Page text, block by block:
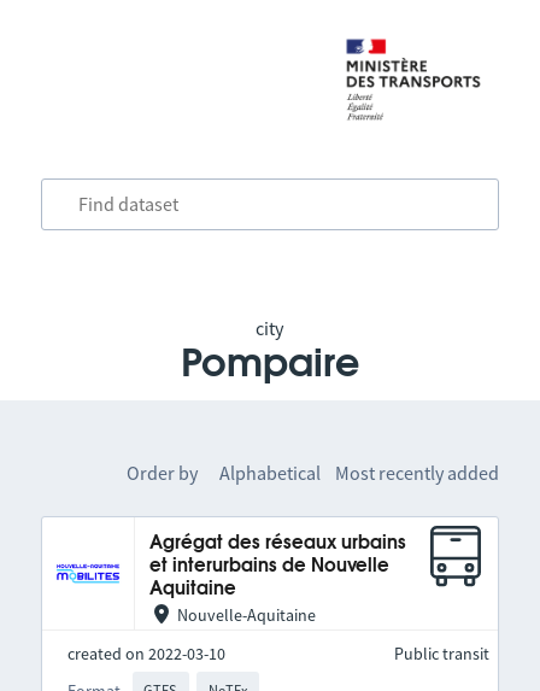
city
Pompaire
Order by Alphabetical Most recently added
Agrégat des réseaux urbains
et interurbains de Nouvelle
Aquitaine
Nouvelle-Aquitaine
created on 2022-03-10
Public transit